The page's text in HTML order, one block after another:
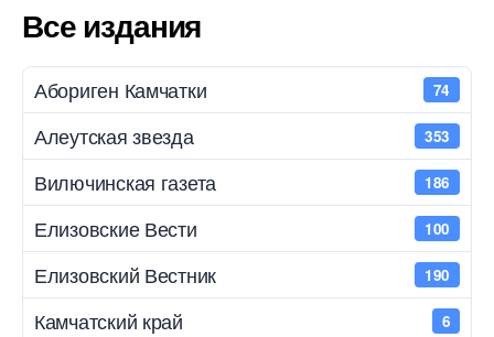
Все издания
Абориген Камчатки 74
Алеутская звезда 353
Вилючинская газета 186
Елизовские Вести 100
Елизовский Вестник 190
Камчатский край 6